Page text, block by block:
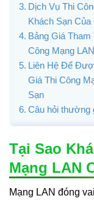
Dịch Vụ Thi
Khách Sạn Của
Bảng Giá
Công Mạng
Liên Hệ Để
Giá Thi Công
Sạn
Câu hỏi thường
Tại Sao
Mạng LAN
Mạng LAN đóng